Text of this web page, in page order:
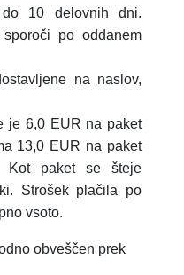
10 delovnih dni.
po oddanem
na naslov,
je 6,0 EUR na paket
13,0 EUR na paket
Kot paket se šteje
Strošek plačila po
vsoto.
obveščen prek